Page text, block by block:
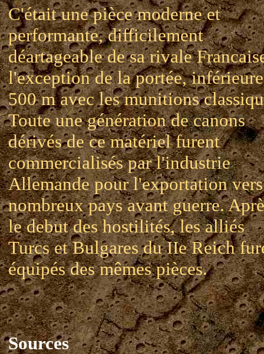
C'était une pièce moderne et
performante, difficilement
déartageable de sa rivale
l'exception de la portée,
500 m avec les munitions
Toute une génération de canons
dérivés de ce matériel furent
commercialisés par l'industrie
Allemande pour l'exportation
nombreux pays avant guerre.
le debut des hostilités, les alliés
Turcs et Bulgares du IIe Reich
équipés des mêmes pièces.
Sources